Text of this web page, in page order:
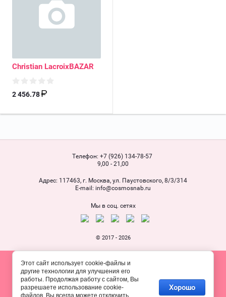
Christian LacroixBAZAR
2 456.78
Телефон: +7 (926) 134-78-57
9,00 - 21,00
Адрес: 117463, г. Москва, ул. Паустовского, 8/3/314
Е-mail: info@cosmosnab.ru
Мы в соц. сетях
© 2017 - 2026
Этот сайт использует cookie-файлы и
другие технологии для улучшения его
работы. Продолжая работу с сайтом, Вы
разрешаете использование cookie-
файлов. Вы всегда можете отключить
Хорошо